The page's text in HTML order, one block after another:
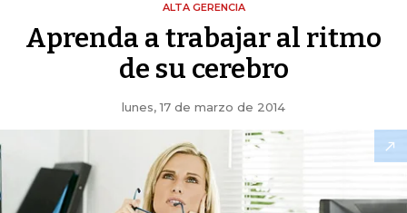
ALTA GERENCIA
Aprenda a trabajar al ritmo
de su cerebro
lunes, 17 de marzo de 2014